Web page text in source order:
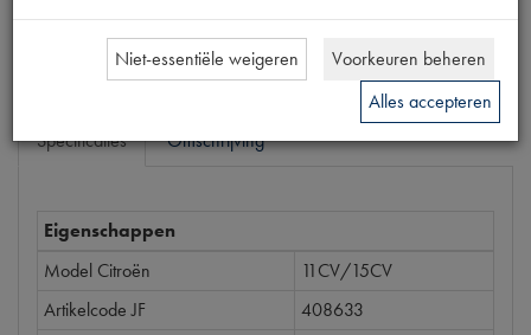
Bestel
Specificaties Omschrijving
Eigenschappen
Model Citroën
11CV/15CV
Artikelcode JF
408633
Niet-essentiële weigeren
Voorkeuren beheren
Alles accepteren